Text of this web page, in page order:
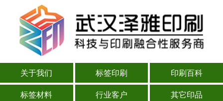
关于我们 标签印刷
印刷百科
标签材料
行业客户
其它印品